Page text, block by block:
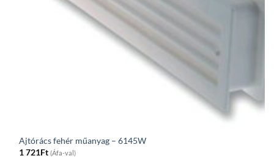
Ajtórács fehér műanyag – 6145W
1 721Ft (Áfa-val)